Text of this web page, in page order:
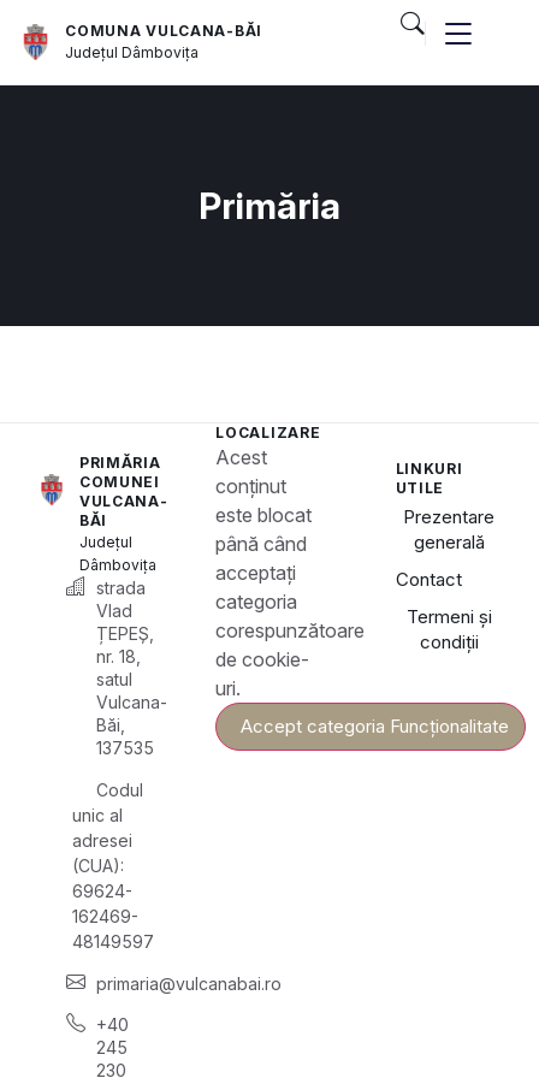
COMUNA VULCANA-BĂI
JudețulDâmbovița
Primăria
PRIMĂRIA
COMUNEI
VULCANA-
BĂI
Județul
Dâmbovița
strada
Vlad
ȚEPEȘ,
nr. 18,
satul
Vulcana-
Băi,
137535
Codul
unic al
adresei
(CUA):
69624-
162469-
48149597
primaria@vulcanabai.ro
+40
245
230
LOCALIZARE
Acest
conținut
este blocat
până când
acceptați
categoria
corespunzătoare
de cookie-
uri.
Accept categoria Funcționalitate
LINKURI
UTILE
Prezentare
generală
Contact
Termeni și
condiții